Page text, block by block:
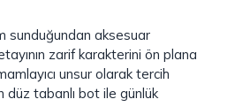
sunduğundan aksesuar
zarif karakterini ön plana
unsur olarak tercih
düz tabanlı bot ile günlük